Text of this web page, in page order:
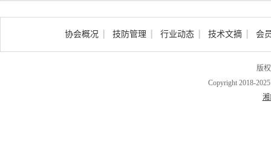
协会概况 技防管理 行业动态 技术文摘 会
版
Copyright 2018-
湘